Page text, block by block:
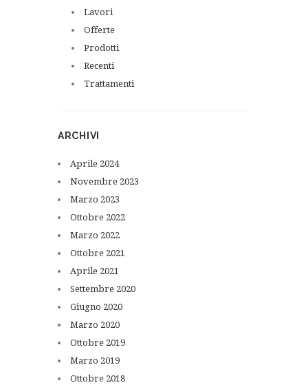
Lavori
Offerte
Prodotti
Recenti
Trattamenti
ARCHIVI
Aprile 2024
Novembre 2023
Marzo 2023
Ottobre 2022
Marzo 2022
Ottobre 2021
Aprile 2021
Settembre 2020
Giugno 2020
Marzo 2020
Ottobre 2019
Marzo 2019
Ottobre 2018